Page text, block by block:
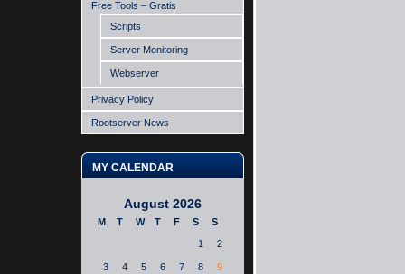
Free Tools – Gratis
Scripts
Server Monitoring
Webserver
Privacy Policy
Rootserver News
MY CALENDAR
August 2026
M T W T F S
S
1
2
3 4 5 6 7 8 9